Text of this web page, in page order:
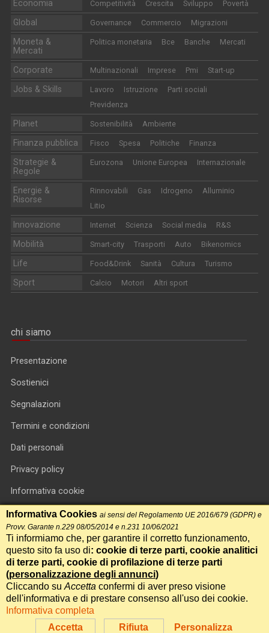
Economia Competitività Crescita Sviluppo Povertà
Global Governance Commercio Migrazioni
Moneta &
Mercati
Politica monetaria Bce Banche Mercati
Corporate Multinazionali Imprese Pmi Start-up
Jobs & Skills Lavoro Istruzione
Parti sociali
Previdenza
Planet Sostenibilità Ambiente
Finanza pubblica Fisco Spesa Politiche Finanza
Strategie &
Regole
Eurozona Unione Europea Internazionale
Energie &
Risorse
Rinnovabili Gas Idrogeno
Alluminio
Litio
Innovazione Internet Scienza Social media R&S
Mobilità Smart-city Trasporti Auto Bikenomics
Life Food&Drink Sanità Cultura Turismo
Sport Calcio Motori Altri sport
chi siamo
Presentazione
Sostienici
Segnalazioni
Termini e condizioni
Dati personali
Privacy policy
Informativa cookie
RSS feed
RSS Top News
Contatti
International Communication S.r.l. • P.IVA 14478081004 • Testata
giornalistica n.191, reg. Tribunale di Roma del 14/12/2017
Powered byItala
Accetta Rifiuta Personalizza
Informativa Cookies ai sensi del Regolamento UE 2016/679 (GDPR) e
Provv. Garante n.229 08/05/2014 e n.231 10/06/2021
Ti informiamo che, per garantire il corretto funzionamento,
questo sito fa uso di: cookie di terze parti, cookie analitici
di terze parti, cookie di profilazione di terze parti
(personalizzazione degli annunci)
Cliccando su Accetta confermi di aver preso visione
dell'informativa e di prestare consenso all'uso dei cookie.
Informativa completa